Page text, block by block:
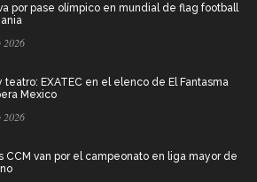
por pase olímpico en mundial de flag football
2026
teatro: EXATEC en el elenco de El Fantasma
Mexico
2026
CCM van por el campeonato en liga mayor de